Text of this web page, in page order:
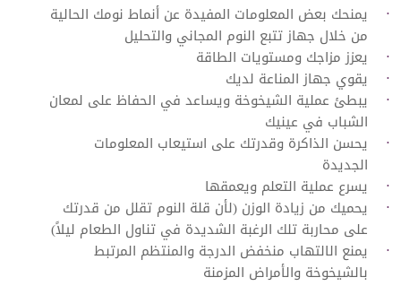
يمنحك بعض المعلومات المفيدة عن أنماط نومك الحالية
من خلال جهاز تتبع النوم المجاني والتحليل
يعزز مزاجك ومستويات الطاقة
يقوي جهاز المناعة لديك
يبطئ عملية الشيخوخة ويساعد في الحفاظ على لمعان
الشباب في عينيك
يحسن الذاكرة وقدرتك على استيعاب المعلومات
الجديدة
يسرع عملية التعلم ويعمقها
يحميك من زيادة الوزن (لأن قلة النوم تقلل من قدرتك
على محاربة تلك الرغبة الشديدة في تناول الطعام ليلاً)
يمنع الالتهاب منخفض الدرجة والمنتظم المرتبط
بالشيخوخة والأمراض المزمنة